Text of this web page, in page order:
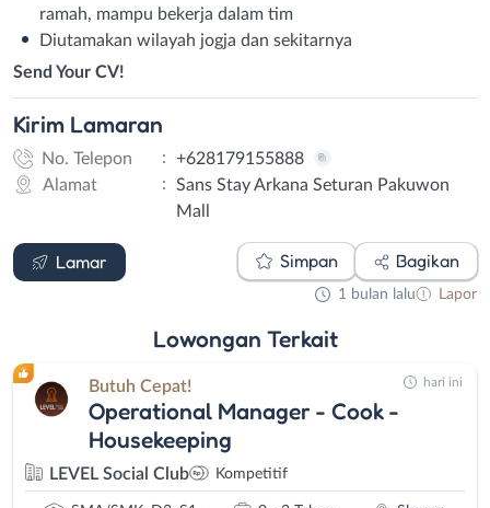
ramah, mampu bekerja dalam tim
Diutamakan wilayah jogja dan sekitarnya
Send Your CV!
Kirim Lamaran
No. Telepon :
+628179155888
Alamat
:
Sans Stay Arkana Seturan Pakuwon
Mall
Lamar Simpan Bagikan
1 bulan lalu Lapor
Lowongan Terkait
Butuh Cepat!
Operational Manager - Cook -
Housekeeping
LEVEL Social Club Kompetitif
hari ini